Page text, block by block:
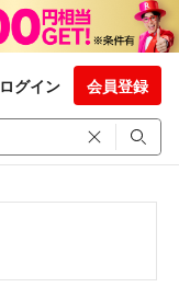
ログイン 会員登録